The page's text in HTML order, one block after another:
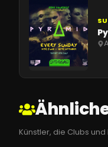
Künstler, die Clubs